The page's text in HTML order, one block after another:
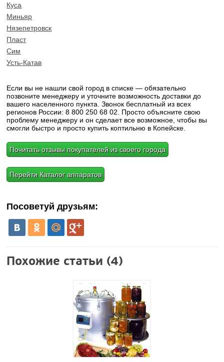
Куса
Миньяр
Нязепетровск
Пласт
Сим
Усть-Катав
Если вы не нашли свой город в списке — обязательно
позвоните менеджеру и уточните возможность доставки до
вашего населенного пункта. Звонок бесплатный из всех
регионов России: 8 800 250 68 02. Просто объясните свою
проблему менеджеру и он сделает все возможное, чтобы вы
смогли быстро и просто купить коптильню в Копейске.
Почитать отзывы покупателей из своего города
Перейти Каталог аппаратов
Посоветуй друзьям:
Похожие статьи (4)